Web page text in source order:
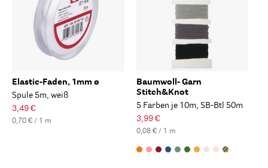
Elastic-Faden, 1mm ø
Spule 5m, weiß
3,49 €
0,70 € / 1 m
Baumwoll- Garn
Stitch&Knot
5 Farben je 10m, SB-Btl 50m
3,99 €
0,08 € / 1 m